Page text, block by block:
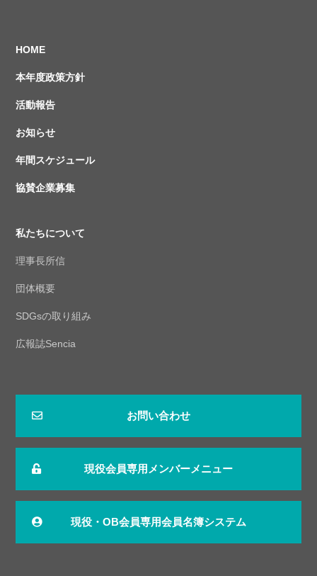
HOME
本年度政策方針
活動報告
お知らせ
年間スケジュール
協賛企業募集
私たちについて
理事長所信
団体概要
SDGsの取り組み
広報誌Sencia
お問い合わせ
現役会員専用メンバーメニュー
現役・OB会員専用会員名簿システム